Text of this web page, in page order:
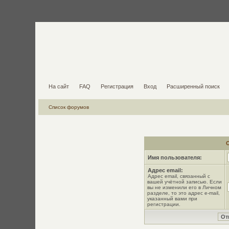
На сайт FAQ Регистрация Вход Расширенный поиск
Список форумов
Имя пользователя:
Адрес email:
Адрес email, связанный с
вашей учётной записью. Если
вы не изменили его в Личном
разделе, то это адрес e-mail,
указанный вами при
регистрации.